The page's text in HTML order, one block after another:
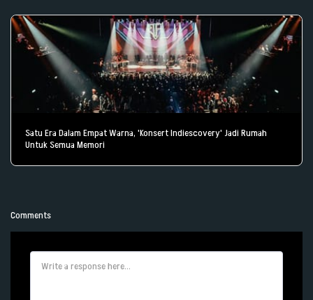
Satu Era Dalam Empat Warna, 'Konsert Indiescovery' Jadi Rumah
Untuk Semua Memori
Comments